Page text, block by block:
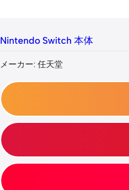
Nintendo Switch 本体
メーカー: 任天堂